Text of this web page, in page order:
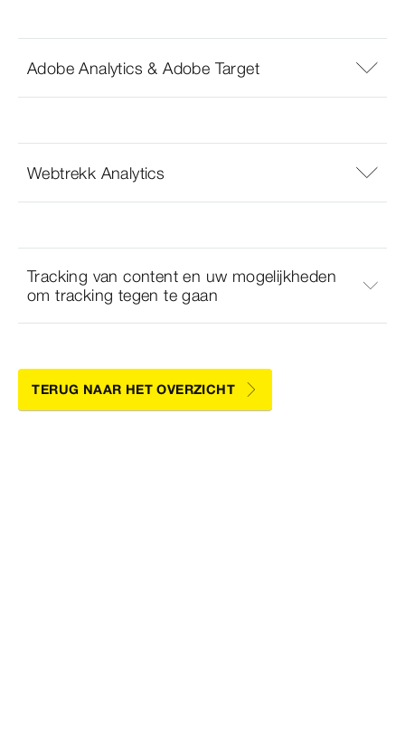
Adobe Analytics & Adobe Target
Webtrekk Analytics
Tracking van content en uw mogelijkheden
om tracking tegen te gaan
TERUG NAAR HET OVERZICHT